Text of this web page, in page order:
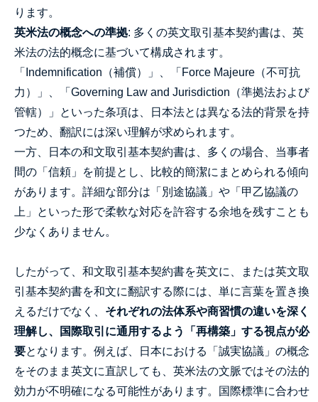
ります。
英米法の概念への準拠: 多くの英文取引基本契約書は、英
米法の法的概念に基づいて構成されます。
「Indemnification（補償）」、「Force Majeure（不可抗
力）」、「Governing Law and Jurisdiction（準拠法および
管轄）」といった条項は、日本法とは異なる法的背景を持
つため、翻訳には深い理解が求められます。
一方、日本の和文取引基本契約書は、多くの場合、当事者
間の「信頼」を前提とし、比較的簡潔にまとめられる傾向
があります。詳細な部分は「別途協議」や「甲乙協議の
上」といった形で柔軟な対応を許容する余地を残すことも
少なくありません。
したがって、和文取引基本契約書を英文に、または英文取
引基本契約書を和文に翻訳する際には、単に言葉を置き換
えるだけでなく、 それぞれの法体系や商習慣の違いを深く
理解し、国際取引に通用するよう「再構築」する視点が必
要となります。例えば、日本における「誠実協議」の概念
をそのまま英文に直訳しても、英米法の文脈ではその法的
効力が不明確になる可能性があります。国際標準に合わせ